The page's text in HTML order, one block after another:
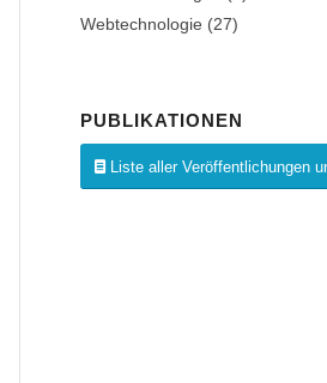
Webtechnologie (27)
PUBLIKATIONEN
Liste aller Veröffentlichungen